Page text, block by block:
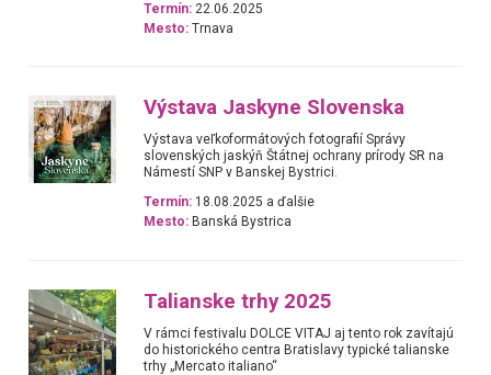
Termín: 22.06.2025
Mesto: Trnava
Výstava Jaskyne Slovenska
Výstava veľkoformátových fotografií Správy
slovenských jaskýň Štátnej ochrany prírody SR na
Námestí SNP v Banskej Bystrici.
Termín: 18.08.2025 a ďalšie
Mesto: Banská Bystrica
Talianske trhy 2025
V rámci festivalu DOLCE VITAJ aj tento rok zavítajú
do historického centra Bratislavy typické talianske
trhy „Mercato italiano“